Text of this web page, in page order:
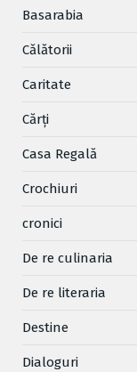
Basarabia
Cǎlǎtorii
Caritate
Cărţi
Casa Regală
Crochiuri
cronici
De re culinaria
De re literaria
Destine
Dialoguri